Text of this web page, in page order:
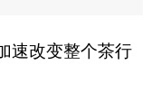
速改变整个茶行